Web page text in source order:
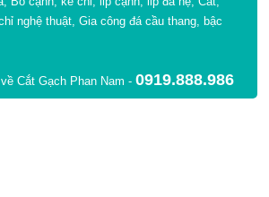
nghệ thuật, Gia công đá cầu thang, bậc
Cắt Gạch Phan Nam -0919.888.986